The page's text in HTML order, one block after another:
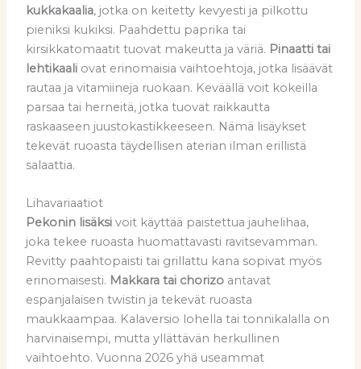
kukkakaalia, jotka on keitetty kevyesti ja pilkottu
pieniksi kukiksi. Paahdettu paprika tai
kirsikkatomaatit tuovat makeutta ja väriä. Pinaatti tai
lehtikaaliovat erinomaisia vaihtoehtoja, jotka lisäävät
rautaa ja vitamiineja ruokaan. Keväällä voit kokeilla
parsaa tai herneitä, jotka tuovat raikkautta
raskaaseen juustokastikkeeseen. Nämä lisäykset
tekevät ruoasta täydellisen aterian ilman erillistä
salaattia.
Lihavariaatiot
Pekonin lisäksivoit käyttää paistettua jauhelihaa,
joka tekee ruoasta huomattavasti ravitsevamman.
Revitty paahtopaisti tai grillattu kana sopivat myös
erinomaisesti. Makkara tai chorizoantavat
espanjalaisen twistin ja tekevät ruoasta
maukkaampaa. Kalaversio lohella tai tonnikalalla on
harvinaisempi, mutta yllättävän herkullinen
vaihtoehto. Vuonna 2026 yhä useammat